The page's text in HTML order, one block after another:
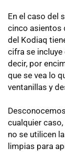
En el caso del
cinco asientos
del Kodiaq
cifra se incluye
decir, por
que se vea lo
ventanillas y
cualquier
no se utilicen
limpias para